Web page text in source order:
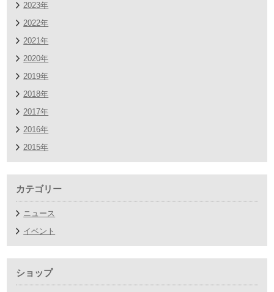
2023年
2022年
2021年
2020年
2019年
2018年
2017年
2016年
2015年
カテゴリー
ニュース
イベント
ショップ